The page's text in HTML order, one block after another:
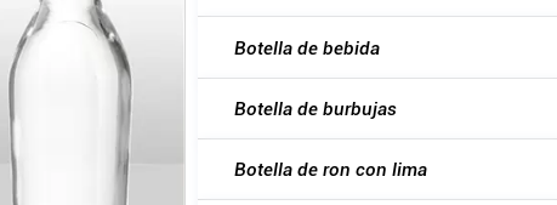
Botella de bebida
Botella de burbujas
Botella de ron con lima